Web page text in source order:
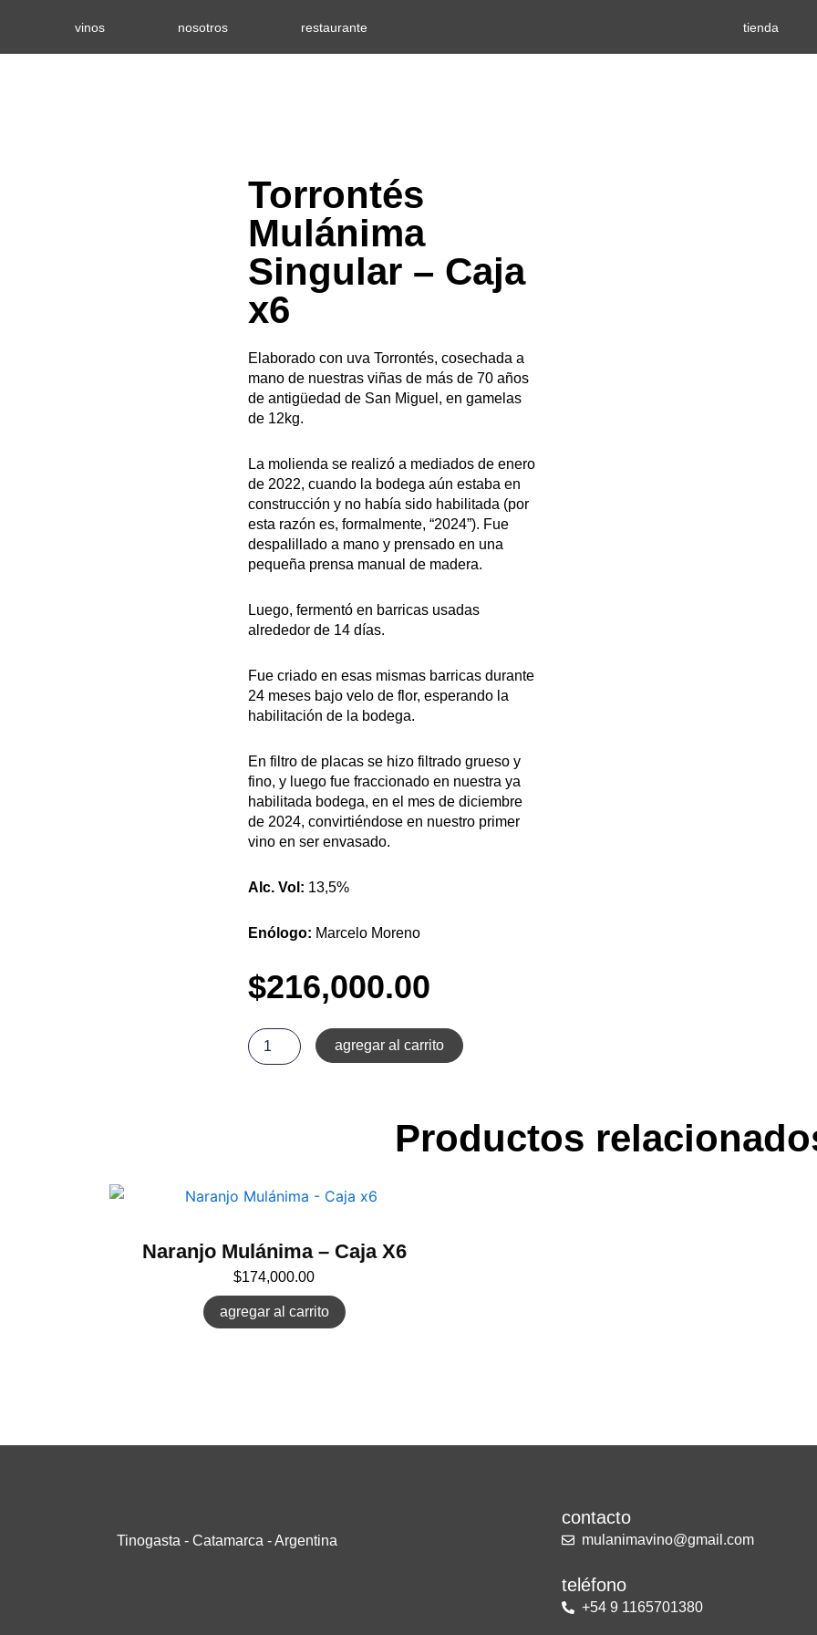
contenido
vinos nosotros restaurante tienda
Torrontés
Mulánima
Singular – Caja
x6
Elaborado con uva Torrontés, cosechada a
mano de nuestras viñas de más de 70 años
de antigüedad de San Miguel, en gamelas
de 12kg.
La molienda se realizó a mediados de enero
de 2022, cuando la bodega aún estaba en
construcción y no había sido habilitada (por
esta razón es, formalmente, “2024”). Fue
despalillado a mano y prensado en una
pequeña prensa manual de madera.
Luego, fermentó en barricas usadas
alrededor de 14 días.
Fue criado en esas mismas barricas durante
24 meses bajo velo de flor, esperando la
habilitación de la bodega.
En filtro de placas se hizo filtrado grueso y
fino, y luego fue fraccionado en nuestra ya
habilitada bodega, en el mes de diciembre
de 2024, convirtiéndose en nuestro primer
vino en ser envasado.
Alc. Vol: 13,5%
Enólogo: Marcelo Moreno
$216,000.00
Mulánima
Singular
agregar al carrito
Productos
Naranjo Mulánima – Caja X6
$174,000.00
agregar al carrito
Tinogasta - Catamarca - Argentina
contacto
mulanimavino@gmail.com
teléfono
+54 9 1165701380